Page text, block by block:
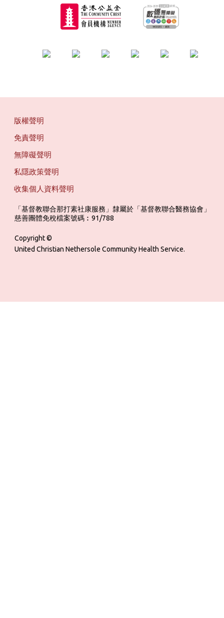
版權聲明
免責聲明
無障礙聲明
私隱政策聲明
收集個人資料聲明
「基督教聯合那打素社康服務」隸屬於「基督教聯合醫務協會」
慈善團體免稅檔案號碼︰91/788
Copyright ©
United Christian Nethersole Community Health Service.